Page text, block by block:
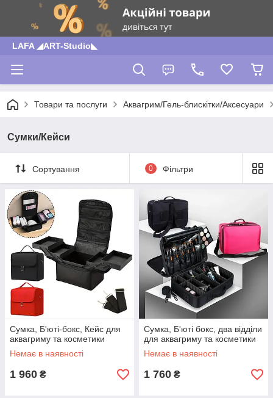
LAFA ◢ART-Studio◣
Товари та послуги Аквагрим/Гель-блискітки/Аксесуари
Сумки/Кейси
Сортування 0 Фільтри
Сумка, Б'юті-бокс, Кейс для
аквагриму та косметики
Немає в наявності
1 960 ₴
Сумка, Б'юті бокс, два відділи
для аквагриму та косметики
Немає в наявності
1 760 ₴